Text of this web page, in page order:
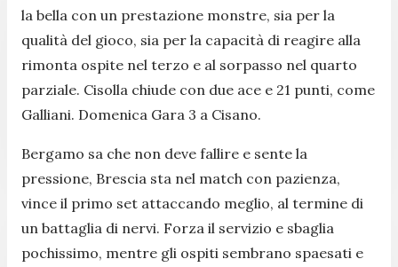
la bella con un prestazione monstre, sia per la
qualità del gioco, sia per la capacità di reagire alla
rimonta ospite nel terzo e al sorpasso nel quarto
parziale. Cisolla chiude con due ace e 21 punti, come
Galliani. Domenica Gara 3 a Cisano.
Bergamo sa che non deve fallire e sente la
pressione, Brescia sta nel match con pazienza,
vince il primo set attaccando meglio, al termine di
un battaglia di nervi. Forza il servizio e sbaglia
pochissimo, mentre gli ospiti sembrano spaesati e